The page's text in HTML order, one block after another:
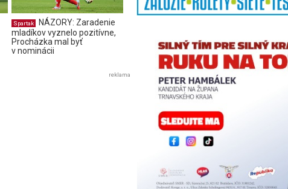
Spartak
NÁZORY: Zaradenie
mladíkov vyznelo pozitívne,
Procházka mal byť
v nominácii
reklama